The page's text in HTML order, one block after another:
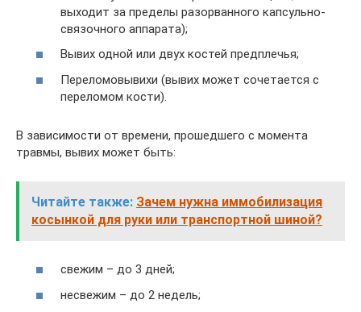
выходит за пределы разорванного капсульно-
связочного аппарата);
Вывих одной или двух костей предплечья;
Переломовывихи (вывих может сочетается с
переломом кости).
В зависимости от времени, прошедшего с момента
травмы, вывих может быть:
Читайте также: Зачем нужна иммобилизация
косынкой для руки или транспортной шиной?
свежим – до 3 дней;
несвежим – до 2 недель;